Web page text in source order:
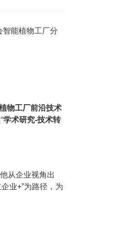
能植物工厂分
物工厂前沿技术
学术研究-技术转
从企业视角出
业+”为路径，为